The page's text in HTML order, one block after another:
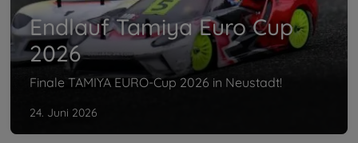
Endlauf Tamiya Euro Cup
2026
Finale TAMIYA EURO-Cup 2026 in Neustadt!
24. Juni 2026